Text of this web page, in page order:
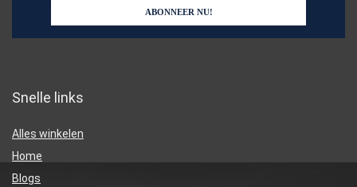
Snelle links
Alles winkelen
Home
Blogs